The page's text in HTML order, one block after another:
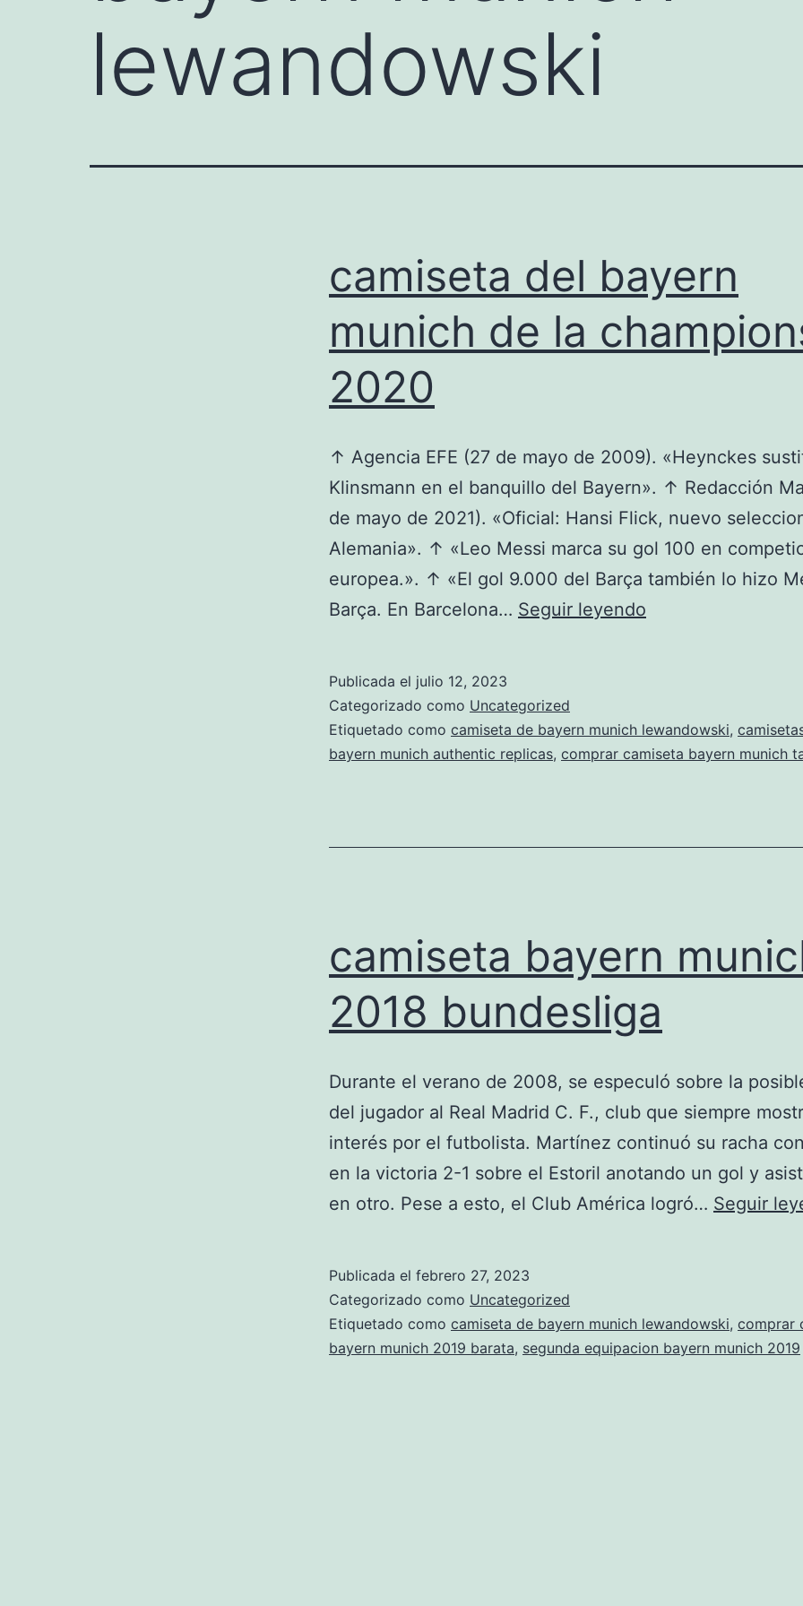
lewandowski
camiseta del bayern
munich de la
2020
↑ Agencia EFE (27 de mayo de 2009). «Heynckes
Klinsmann en el banquillo del Bayern». ↑ Redacción
de mayo de 2021). «Oficial: Hansi Flick, nuevo
Alemania». ↑ «Leo Messi marca su gol 100 en
europea.». ↑ «El gol 9.000 del Barça también lo hizo
Barça. En Barcelona… Seguir leyendo
de
la
Publicada el julio 12, 2023
Categorizado como Uncategorized
Etiquetado como camiseta de bayern munich lewandowski,
bayern munich authentic replicas, comprar camiseta bayern munich
camiseta bayern
2018 bundesliga
Durante el verano de 2008, se especuló sobre la
del jugador al Real Madrid C. F., club que siempre
interés por el futbolista. Martínez continuó su racha
en la victoria 2-1 sobre el Estoril anotando un gol y
en otro. Pese a esto, el Club América logró… Seguir
Publicada el febrero 27, 2023
Categorizado como Uncategorized
Etiquetado como camiseta de bayern munich lewandowski, comprar
bayern munich 2019 barata, segunda equipacion bayern munich 2019